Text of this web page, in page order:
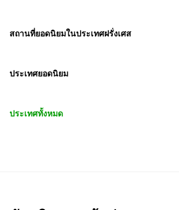
สถานที่ยอดนิยมในประเทศฝรั่งเศส
ประเทศยอดนิยม
ประเทศทั้งหมด